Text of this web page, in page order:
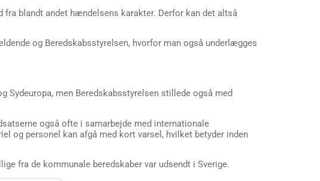
blandt andet hændelsens karakter. Derfor kan det altså
og Beredskabsstyrelsen, hvorfor man også underlægges
men Beredskabsstyrelsen stillede også med
også ofte i samarbejde med internationale
og personel kan afgå med kort varsel, hvilket betyder inden
fra de kommunale beredskaber var udsendt i Sverige.